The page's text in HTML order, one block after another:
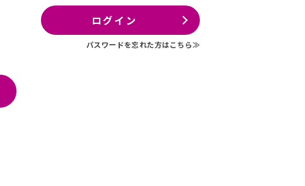
ログイン
パスワードを忘れた方はこちら≫